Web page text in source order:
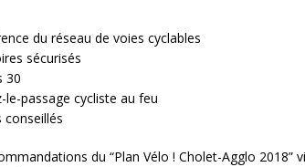
du réseau de voies cyclables
sécurisés
30
le-passage cycliste au feu
conseillés
du “Plan Vélo ! Cholet-Agglo